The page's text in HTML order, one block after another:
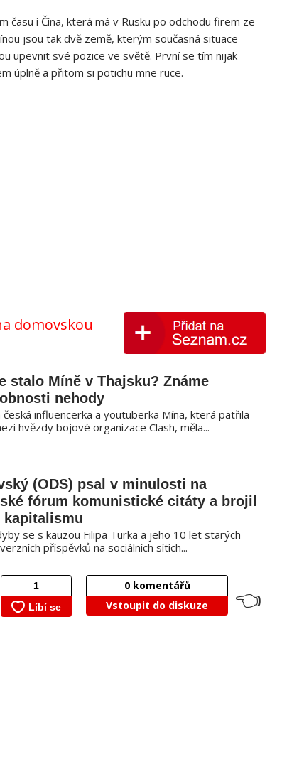
času i Čína, která má v Rusku po odchodu firem ze
jsou tak dvě země, kterým současná situace
upevnit své pozice ve světě. První se tím nijak
úplně a přitom si potichu mne ruce.
domovskou
stalo Míně v Thajsku? Známe
nehody
česká influencerka a youtuberka Mína, která patřila
hvězdy bojové organizace Clash, měla...
(ODS) psal v minulosti na
fórum komunistické citáty a brojil
kapitalismu
se s kauzou Filipa Turka a jeho 10 let starých
příspěvků na sociálních sítích...
0komentářů
Vstoupit do diskuze
👈